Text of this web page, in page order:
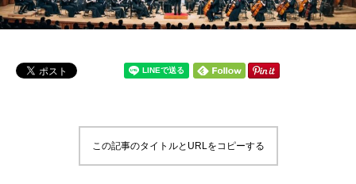
この記事のタイトルとURLをコピーする